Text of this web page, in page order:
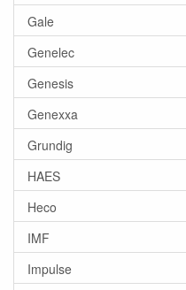
Gale
Genelec
Genesis
Genexxa
Grundig
HAES
Heco
IMF
Impulse